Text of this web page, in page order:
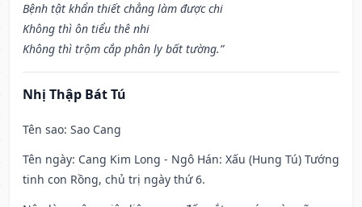
Bệnh tật khẩn thiết chẳng làm được chi
Không thì ôn tiểu thê nhi
Không thì trộm cắp phân ly bất tường.”
Nhị Thập Bát Tú
Tên sao: Sao Cang
Tên ngày: Cang Kim Long - Ngô Hán: Xấu (Hung Tú) Tướng
tinh con Rồng, chủ trị ngày thứ 6.